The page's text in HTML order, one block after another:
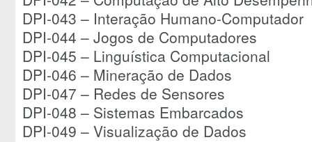
DPI-043 – Interação Humano-Computador
DPI-044 – Jogos de Computadores
DPI-045 – Linguística Computacional
DPI-046 – Mineração de Dados
DPI-047 – Redes de Sensores
DPI-048 – Sistemas Embarcados
DPI-049 – Visualização de Dados